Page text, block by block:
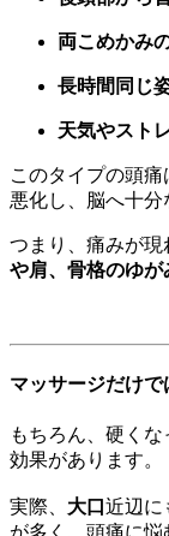
両こめかみ
長時間同じ
天気やスト
このタイプの頭痛
悪化し、脳へ十分
つまり、痛みが現
や肩、骨格のゆが
マッサージだけ
もちろん、硬く
効果があります。
実際、 大口 近辺に
が多く、頭痛に悩